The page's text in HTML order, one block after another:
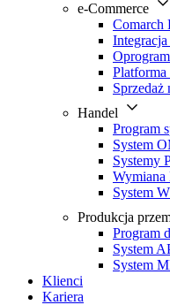
e-Commerce
Comarch
Sprzedaż
Handel
Program
System
Systemy
Wymiana
System
Produkcja
Program
System
System
Klienci
Kariera